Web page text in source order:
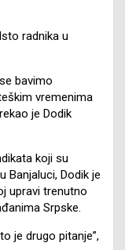
radnika u
bavimo
vremenima
je Dodik
koji su
Banjaluci, Dodik je
upravi trenutno
Srpske.
je drugo pitanje”,